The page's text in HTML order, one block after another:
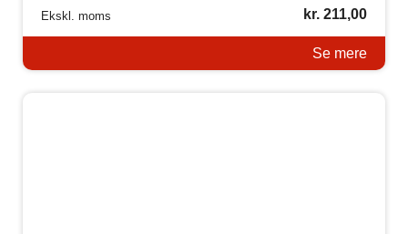
Ekskl. moms kr.211,00
Se mere